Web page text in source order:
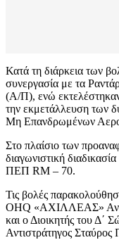
Κατά τη διάρκεια των
συνεργασία με τα
(Α/Π), ενώ εκτελέστηκαν
την εκμετάλλευση των
Μη Επανδρωμένων
Στο πλαίσιο των
διαγωνιστική
ΠΕΠ RM – 70.
Τις βολές
OHQ «ΑΧΙΛΛΕΑΣ»
και ο Διοικητής του
Αντιστράτηγος